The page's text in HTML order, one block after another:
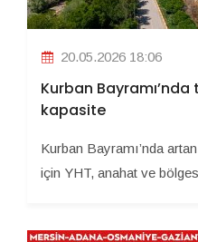
20.05.2026 18:06
Kurban
kapasite
Kurban Bayramı’nda
için YHT, anahat ve